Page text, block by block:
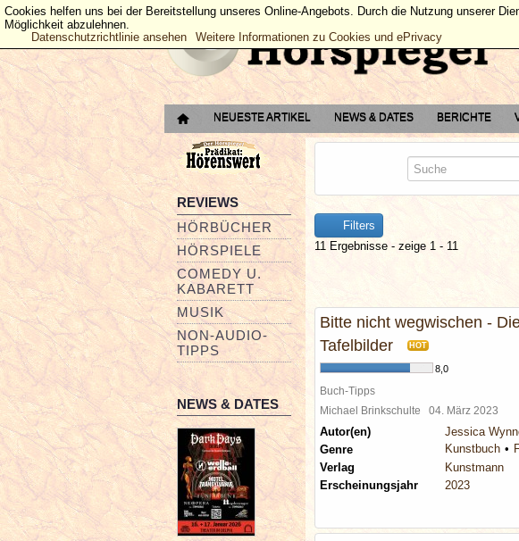
NEUESTE ARTIKEL NEWS & DATES BERICHTE
REVIEWS
HÖRBÜCHER
HÖRSPIELE
COMEDY U.
KABARETT
MUSIK
NON-AUDIO-
TIPPS
NEWS & DATES
Filters
11 Ergebnisse - zeige 1 - 11
Bitte nicht wegwischen -
Tafelbilder
HOT
8,0
Buch-Tipps
Michael Brinkschulte 04. März 2023
Autor(en)
Jessica
Genre
Kunstbuch
Verlag
Kunstmann
Erscheinungsjahr
2023
Cookies helfen uns bei der Bereitstellung unseres Online-Angebots. Durch die Nutzung unserer
Möglichkeit abzulehnen.
Datenschutzrichtlinie ansehen
Weitere Informationen zu Cookies und ePrivacy